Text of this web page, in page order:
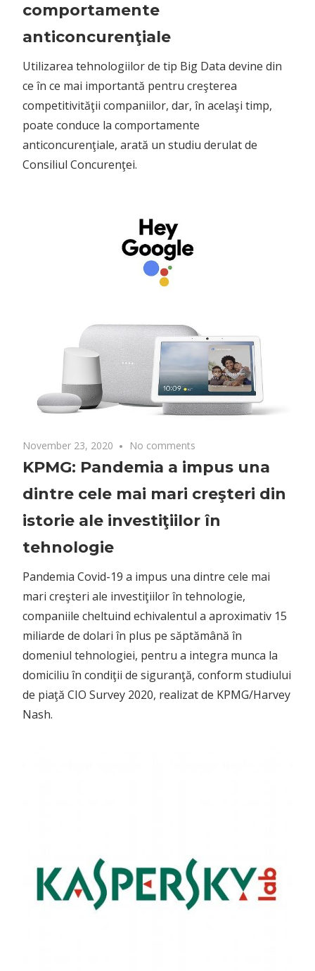
comportamente
anticoncurenţiale
Utilizarea tehnologiilor de tip Big Data devine din
ce în ce mai importantă pentru creşterea
competitivităţii companiilor, dar, în acelaşi timp,
poate conduce la comportamente
anticoncurenţiale, arată un studiu derulat de
Consiliul Concurenţei.
November 23, 2020 No comments
KPMG: Pandemia a impus una
dintre cele mai mari creşteri din
istorie ale investiţiilor în
tehnologie
Pandemia Covid-19 a impus una dintre cele mai
mari creşteri ale investiţiilor în tehnologie,
companiile cheltuind echivalentul a aproximativ 15
miliarde de dolari în plus pe săptămână în
domeniul tehnologiei, pentru a integra munca la
domiciliu în condiţii de siguranţă, conform studiului
de piaţă CIO Survey 2020, realizat de KPMG/Harvey
Nash.